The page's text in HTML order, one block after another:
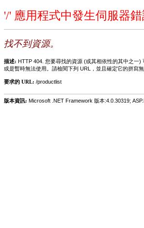
'/' 應用程式中發生伺服器錯
找不到資源。
描述: HTTP 404. 您要尋找的資源 (或其相依性的其中之一)
或是暫時無法使用。請檢閱下列 URL，並且確定它的拼寫無
要求的 URL: /productlist
版本資訊: Microsoft .NET Framework 版本:4.0.30319;